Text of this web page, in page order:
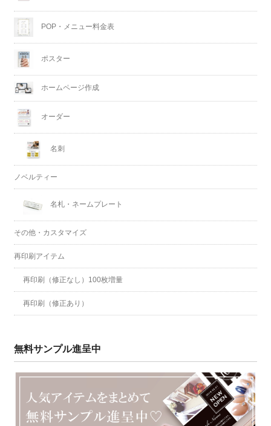
POP・メニュー料金表
ポスター
ホームページ作成
オーダー
名刺
ノベルティー
名札・ネームプレート
その他・カスタマイズ
再印刷アイテム
再印刷（修正なし）100枚増量
再印刷（修正あり）
無料サンプル進呈中